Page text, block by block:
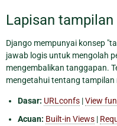
Lapisan tampilan
Django mempunyai konsep
jawab logis untuk mengolah
mengembalikan tanggapan.
mengetahui tentang
Dasar: URLconfs |View
Acuan: Built-in Views |